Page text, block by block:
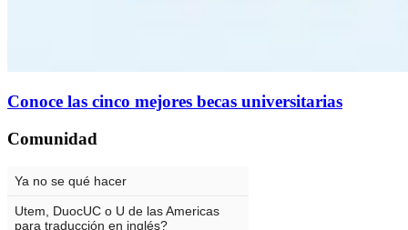
Conoce las cinco mejores becas universitarias
Comunidad